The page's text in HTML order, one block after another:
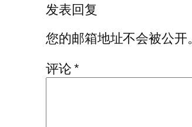
发表回复
您的邮箱地址不会被公开。
评论*